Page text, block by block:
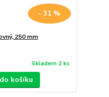
- 31 %
250 mm
Skladem 2 ks
košíku